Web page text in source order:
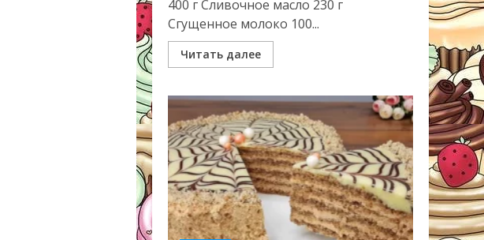
400 г Сливочное масло 230 г
Сгущенное молоко 100...
Читать далее